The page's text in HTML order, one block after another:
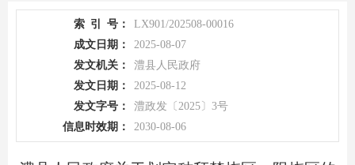
索 引 号：
LX901/202508-00016
成文日期：
2025-08-07
发文机关：
澧县人民政府
发文日期：
2025-08-12
发文字号：
澧政发〔2025〕3号
信息时效期：
2030-08-06